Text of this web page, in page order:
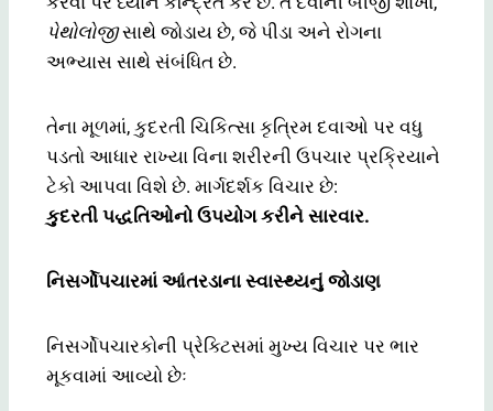
પેથોલોજીસાથે જોડાય છે, જે પીડા અને રોગના
અભ્યાસ સાથે સંબંધિત છે.
તેના મૂળમાં, કુદરતી ચિકિત્સા કૃત્રિમ દવાઓ પર વધુ
પડતો આધાર રાખ્યા વિના શરીરની ઉપચાર પ્રક્રિયાને
ટેકો આપવા વિશે છે. માર્ગદર્શક વિચાર છે:
કુદરતી પદ્ધતિઓનો ઉપયોગ કરીને સારવાર.
નિસર્ગોપચારમાં આંતરડાના સ્વાસ્થ્યનું જોડાણ
નિસર્ગોપચારકોની પ્રેક્ટિસમાં મુખ્ય વિચાર પર ભાર
મૂકવામાં આવ્યો છેઃ